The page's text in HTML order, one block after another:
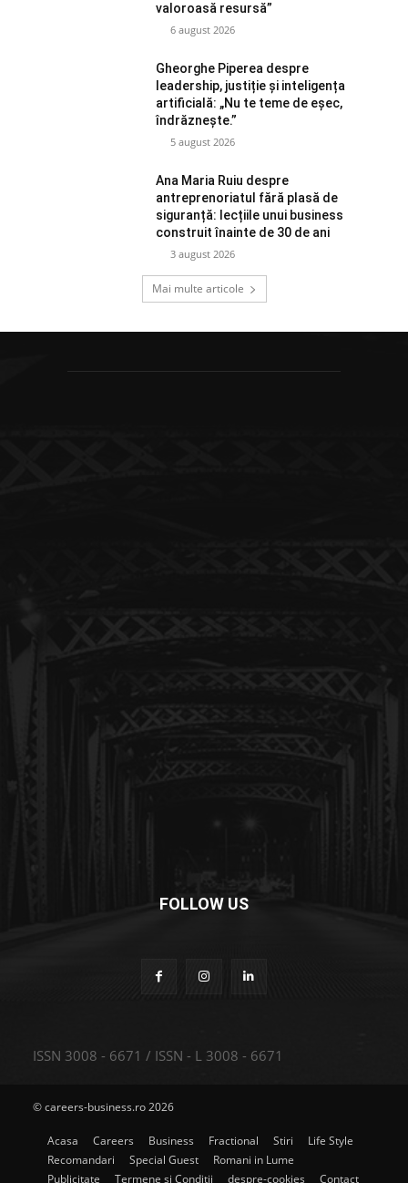
valoroasă resursă”
6 august 2026
Gheorghe Piperea despre
leadership, justiție și inteligența
artificială: „Nu te teme de eșec,
îndrăznește.”
5 august 2026
Ana Maria Ruiu despre
antreprenoriatul fără plasă de
siguranță: lecțiile unui business
construit înainte de 30 de ani
3 august 2026
Mai multe articole
FOLLOW US
ISSN 3008 - 6671 / ISSN - L 3008 - 6671
© careers-business.ro 2026
Acasa Careers Business Fractional Stiri
Life Style
Recomandari
Special Guest
Romani in Lume
Publicitate
Termene și Condiții despre-cookies Contact